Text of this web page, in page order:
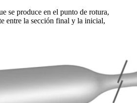
se produce en el punto de rotura,
entre la sección final y la inicial,